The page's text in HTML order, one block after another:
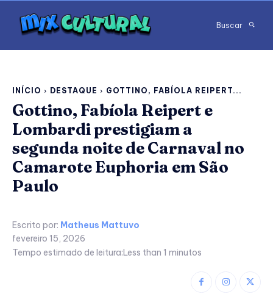
Buscar
INÍCIO DESTAQUE GOTTINO, FABÍOLA REIPERT...
Gottino, Fabíola Reipert e
Lombardi prestigiam a
segunda noite de Carnaval no
Camarote Euphoria em São
Paulo
Escrito por: Matheus Mattuvo
fevereiro 15, 2026
Tempo estimado de leitura:Less than 1 minutos